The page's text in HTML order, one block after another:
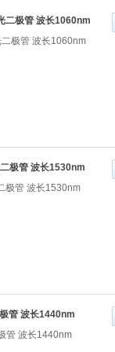
二极管 波长1060nm
极管 波长1060nm
极管 波长1530nm
极管 波长1530nm
管 波长1440nm
管 波长1440nm